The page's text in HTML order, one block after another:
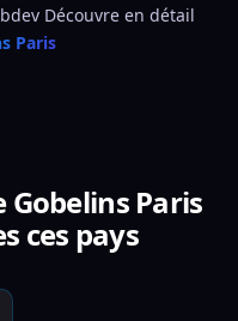
Découvre en détail
Paris
Paris
ces pays